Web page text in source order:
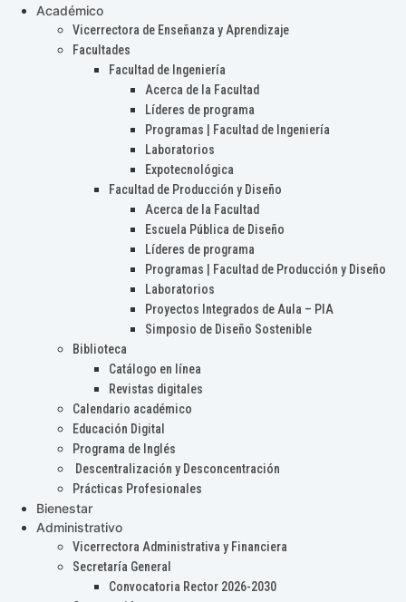
Académico
Vicerrectora de Enseñanza y Aprendizaje
Facultades
Facultad de Ingeniería
Acerca de la Facultad
Líderes de programa
Programas | Facultad de Ingeniería
Laboratorios
Expotecnológica
Facultad de Producción y Diseño
Acerca de la Facultad
Escuela Pública de Diseño
Líderes de programa
Programas | Facultad de Producción y Diseño
Laboratorios
Proyectos Integrados de Aula – PIA
Simposio de Diseño Sostenible
Biblioteca
Catálogo en línea
Revistas digitales
Calendario académico
Educación Digital
Programa de Inglés
Descentralización y Desconcentración
Prácticas Profesionales
Bienestar
Administrativo
Vicerrectora Administrativa y Financiera
Secretaría General
Convocatoria Rector 2026-2030